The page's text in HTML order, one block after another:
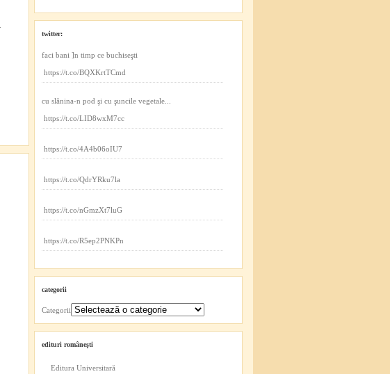
twitter:
faci bani ]n timp ce buchiseşti
https://t.co/BQXKrtTCmd
cu slănina-n pod şi cu şuncile vegetale...
https://t.co/LID8wxM7cc
https://t.co/4A4b06oIU7
https://t.co/QdrYRku7la
https://t.co/nGmzXt7luG
https://t.co/R5ep2PNKPn
categorii
Categorii
edituri româneşti
Editura Universitară